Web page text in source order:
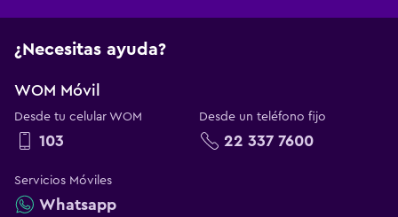
¿Necesitas ayuda?
WOM Móvil
Desde tu celular WOM
103
Desde un teléfono fijo
22 337 7600
Servicios Móviles
Whatsapp